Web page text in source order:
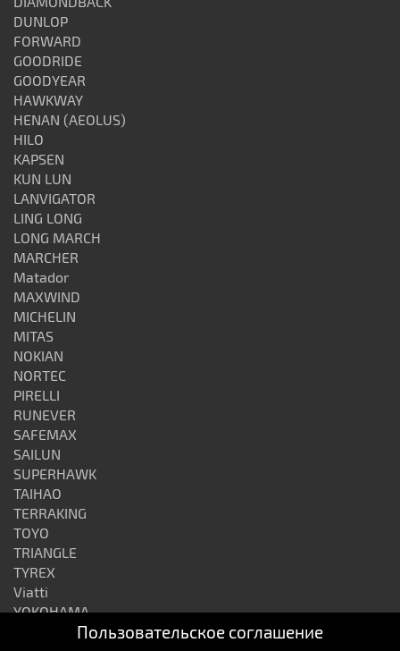
DUNLOP
FORWARD
GOODRIDE
GOODYEAR
HAWKWAY
HENAN (AEOLUS)
HILO
KAPSEN
KUN LUN
LANVIGATOR
LING LONG
LONG MARCH
MARCHER
Matador
MAXWIND
MICHELIN
MITAS
NOKIAN
NORTEC
PIRELLI
RUNEVER
SAFEMAX
SAILUN
SUPERHAWK
TAIHAO
TERRAKING
TOYO
TRIANGLE
TYREX
Viatti
YOKOHAMA
АЛТАЙШИНАПользовательское соглашение